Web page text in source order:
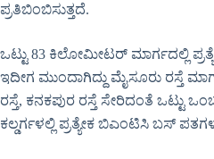
ಪ್ರತಿಬಿಂಬಿಸುತ್ತದೆ.
ಒಟ್ಟು 83 ಕಿಲೋಮೀಟರ್ ಮಾರ್ಗದಲ್ಲಿ
ಇದೀಗ ಮುಂದಾಗಿದ್ದು ಮೈಸೂರು ರಸ್ತೆ
ರಸ್ತೆ, ಕನಕಪುರ ರಸ್ತೆ ಸೇರಿದಂತೆ ಒಟ್ಟು
ಕಲ್ಡರ್ಗಳಲ್ಲಿ ಪ್ರತ್ಯೇಕ ಬಿಎಂಟಿಸಿ ಬಸ್